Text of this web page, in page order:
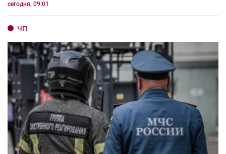
сегодня, 09:01
ЧП